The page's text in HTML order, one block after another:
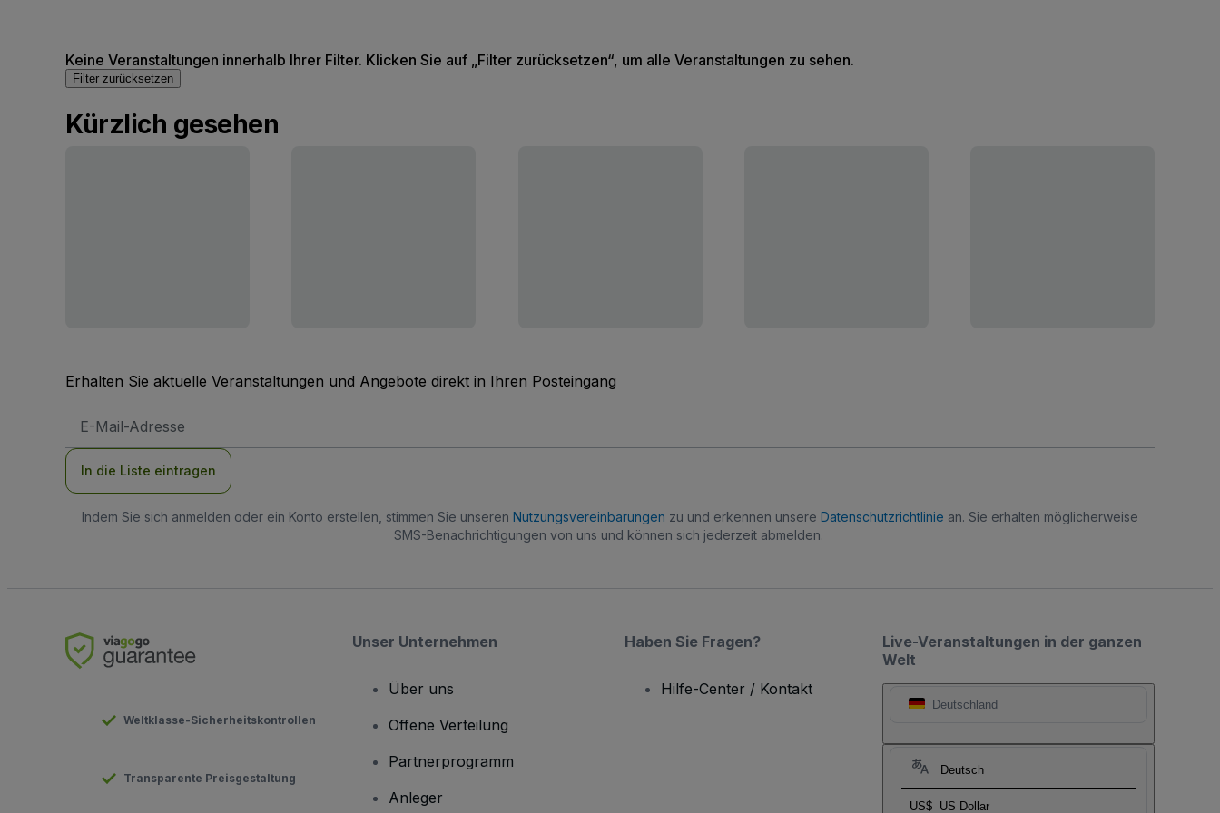
Keine Veranstaltungen innerhalb Ihrer Filter. Klicken Sie auf „Filter zurücksetzen“, um alle Veranstaltungen zu sehen.
Filter zurücksetzen
Kürzlich gesehen
Erhalten Sie aktuelle Veranstaltungen und Angebote direkt in Ihren Posteingang
Mail-
In die Liste eintragen
Indem Sie sich anmelden oder ein Konto erstellen, stimmen Sie unseren Nutzungsvereinbarungen zu und erkennen unsere Datenschutzrichtlinie an. Sie erhalten möglicherweise
SMS-Benachrichtigungen von uns und können sich jederzeit abmelden.
Live-Veranstaltungen in der ganzen
Welt
Deutschland
Deutsch
US$ US Dollar
Weltklasse-Sicherheitskontrollen
Transparente Preisgestaltung
Unser Unternehmen
Über uns
Offene Verteilung
Partnerprogramm
Anleger
Haben Sie Fragen?
Hilfe-Center / Kontakt